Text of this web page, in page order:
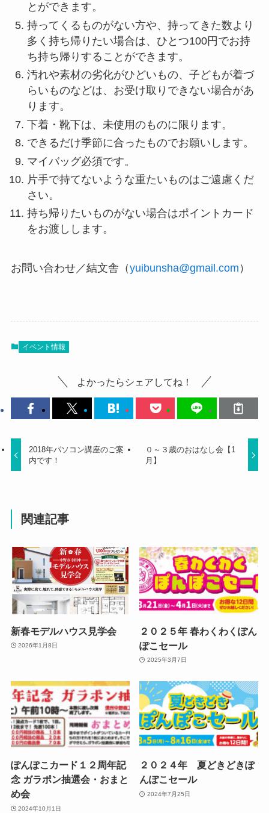
とができます。
持ってくるものがない方や、持ってきた数より
多く持ち帰りたい場合は、ひとつ100円でお持
ち持ち帰りすることができます。
汚れや素材の劣化がひどいもの、子どもが着づ
らいものなどは、お受け取りできない場合があ
ります。
下着・靴下は、未使用のものに限ります。
できるだけ季節に合ったものでお願いします。
マイバッグ必須です。
片手で持てないような重たいものはご遠慮くだ
さい。
持ち帰りたいものがない場合はポイントカード
をお渡しします。
お問い合わせ／結文舎（yuibunsha@gmail.com ）
イベント情報
よかったらシェアしてね！
2018年パソコン講座のご案
内です！
０～３歳のおはなし会【1
月】
関連記事
新春モデルハウス見学会
2026年1月8日
２０２５年 春わくわくぽん
ぽこセール
2025年3月7日
ぽんぽこカード１２周年記
念 ガラポン抽選会・おまと
め会
2024年10月1日
２０２４年 夏どきどきぽ
んぽこセール
2024年7月25日